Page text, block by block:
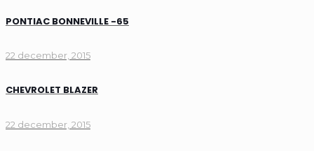
PONTIAC BONNEVILLE -65
22 december, 2015
CHEVROLET BLAZER
22 december, 2015